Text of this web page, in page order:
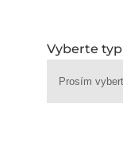
Vyberte